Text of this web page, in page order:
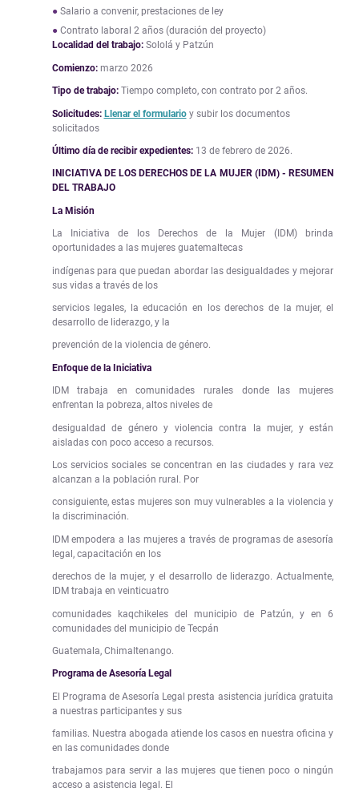
Salario a convenir, prestaciones de ley
Contrato laboral 2 años (duración del proyecto)
Localidad del trabajo: Sololá y Patzún
Comienzo:marzo 2026
Tipo de trabajo: Tiempo completo, con contrato por 2 años.
Solicitudes: Llenar el formularioy subir los documentos
solicitados
Último día de recibir expedientes: 13 de febrero de 2026.
INICIATIVA DE LOS DERECHOS DE LA MUJER (IDM) - RESUMEN
DEL TRABAJO
La Misión
La Iniciativa de los Derechos de la Mujer (IDM) brinda
oportunidades a las mujeres guatemaltecas
indígenas para que puedan abordar las desigualdades y mejorar
sus vidas a través de los
servicios legales, la educación en los derechos de la mujer, el
desarrollo de liderazgo, y la
prevención de la violencia de género.
Enfoque de la Iniciativa
IDM trabaja en comunidades rurales donde las mujeres
enfrentan la pobreza, altos niveles de
desigualdad de género y violencia contra la mujer, y están
aisladas con poco acceso a recursos.
Los servicios sociales se concentran en las ciudades y rara vez
alcanzan a la población rural. Por
consiguiente, estas mujeres son muy vulnerables a la violencia y
la discriminación.
IDM empodera a las mujeres a través de programas de asesoría
legal, capacitación en los
derechos de la mujer, y el desarrollo de liderazgo. Actualmente,
IDM trabaja en veinticuatro
comunidades kaqchikeles del municipio de Patzún, y en 6
comunidades del municipio de Tecpán
Guatemala, Chimaltenango.
Programa de Asesoría Legal
El Programa de Asesoría Legal presta asistencia jurídica gratuita
a nuestras participantes y sus
familias. Nuestra abogada atiende los casos en nuestra oficina y
en las comunidades donde
trabajamos para servir a las mujeres que tienen poco o ningún
acceso a asistencia legal. El